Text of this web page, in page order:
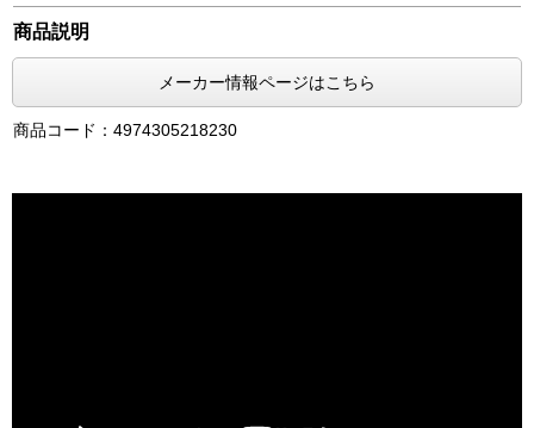
商品説明
メーカー情報ページはこちら
商品コード：4974305218230